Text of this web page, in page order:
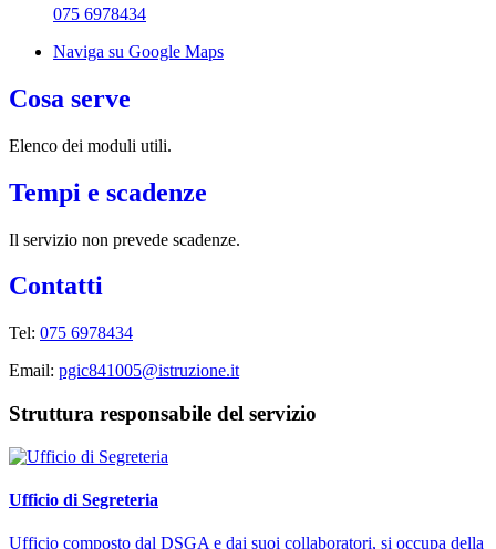
075 6978434
Naviga su Google Maps
Cosa serve
Elenco dei moduli utili.
Tempi e scadenze
Il servizio non prevede scadenze.
Contatti
Tel: 075 6978434
Email: pgic841005@istruzione.it
Struttura responsabile del servizio
Ufficio di Segreteria
Ufficio composto dal DSGA e dai suoi collaboratori, si occupa della